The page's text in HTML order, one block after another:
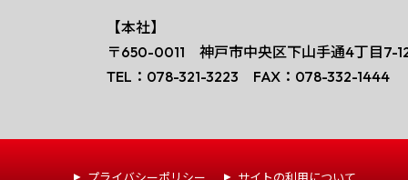
【本社】
〒650-0011 神戸市中央区下山手通4丁目7-
TEL：078-321-3223 FAX：078-332-1444